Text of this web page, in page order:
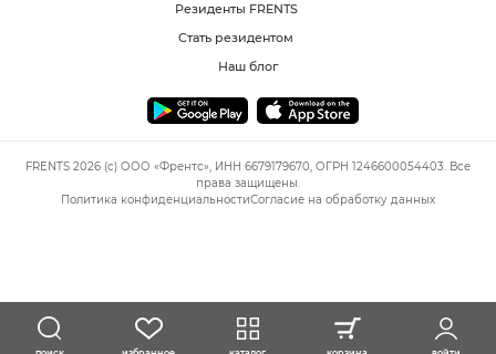
Резиденты FRENTS
Стать резидентом
Наш блог
FRENTS 2026 (c) ООО «Френтс», ИНН 6679179670, ОГРН 1246600054403. Все
права защищены.
Политика конфиденциальностиСогласие на обработку данных